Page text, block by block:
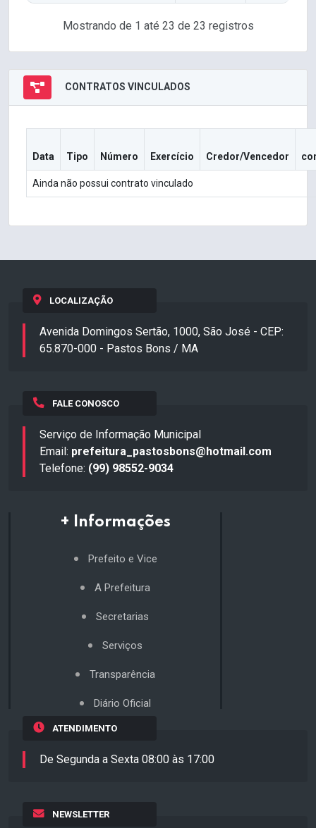
Mostrando de 1 até 23 de 23 registros
CONTRATOS VINCULADOS
Data Tipo Número Exercício Credor/Vencedor
Ainda não possui contrato vinculado
LOCALIZAÇÃO
Avenida Domingos Sertão, 1000, São José - CEP:
65.870-000 - Pastos Bons / MA
FALE CONOSCO
Serviço de Informação Municipal
Email: prefeitura_pastosbons@hotmail.com
Telefone: (99) 98552-9034
+ Informações
Prefeito e Vice
A Prefeitura
Secretarias
Serviços
Transparência
Diário Oficial
ATENDIMENTO
De Segunda a Sexta 08:00 às 17:00
NEWSLETTER